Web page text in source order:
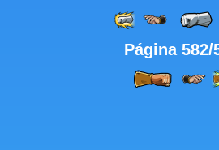
Página 582/